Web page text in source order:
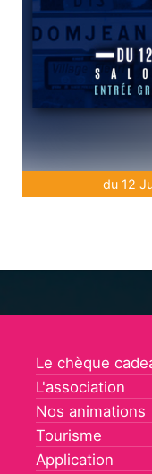
du 12
Le chèque
L'association
Nos animations
Tourisme
Application